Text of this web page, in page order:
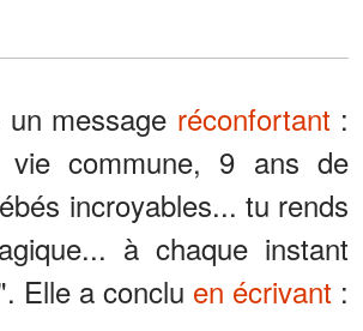
message réconfortant :
commune, 9 ans de
incroyables... tu rends
à chaque instant
Elle a conclu en écrivant :